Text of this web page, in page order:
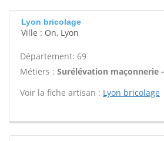
Lyon bricolage
Ville : On, Lyon
Département: 69
Métiers : Surélévation maçonnerie -
Voir la fiche artisan : Lyon bricolage